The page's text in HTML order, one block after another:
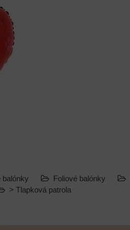
balónky Foliové balónky
> Tlapková patrola